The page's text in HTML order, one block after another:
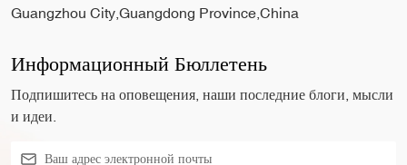
Guangzhou City,Guangdong Province,China
Информационный Бюллетень
Подпишитесь на оповещения, наши последние блоги, мысли
и идеи.